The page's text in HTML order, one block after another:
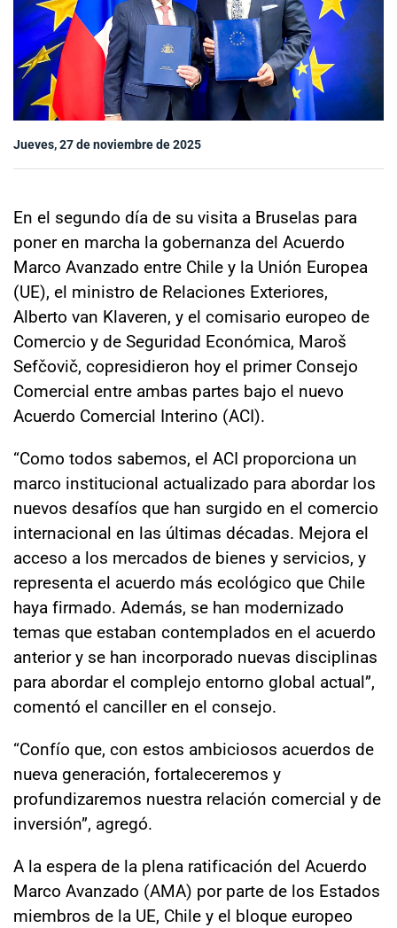
Sala de prensa
modo claro
Jueves, 27 de noviembre de 2025
En el segundo día de su visita a Bruselas para
poner en marcha la gobernanza del Acuerdo
Marco Avanzado entre Chile y la Unión Europea
(UE), el ministro de Relaciones Exteriores,
Alberto van Klaveren, y el comisario europeo de
Comercio y de Seguridad Económica, Maroš
Sefčovič, copresidieron hoy el primer Consejo
Comercial entre ambas partes bajo el nuevo
Acuerdo Comercial Interino (ACI).
“Como todos sabemos, el ACI proporciona un
marco institucional actualizado para abordar los
nuevos desafíos que han surgido en el comercio
internacional en las últimas décadas. Mejora el
acceso a los mercados de bienes y servicios, y
representa el acuerdo más ecológico que Chile
haya firmado. Además, se han modernizado
temas que estaban contemplados en el acuerdo
anterior y se han incorporado nuevas disciplinas
para abordar el complejo entorno global actual”,
comentó el canciller en el consejo.
“Confío que, con estos ambiciosos acuerdos de
nueva generación, fortaleceremos y
profundizaremos nuestra relación comercial y de
inversión”, agregó.
A la espera de la plena ratificación del Acuerdo
Marco Avanzado (AMA) por parte de los Estados
miembros de la UE, Chile y el bloque europeo